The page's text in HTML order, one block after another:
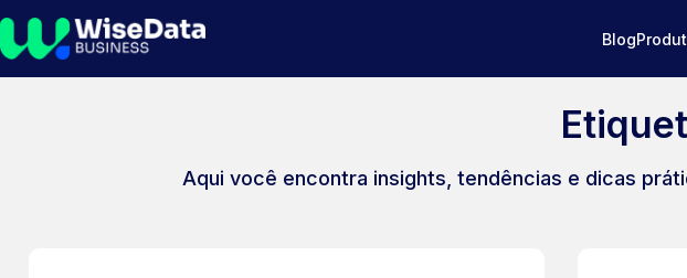
Blog
Aqui você encontra insights, tendências e dicas